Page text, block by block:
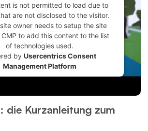
is not permitted to load due to
are not disclosed to the visitor.
owner needs to setup the site
to add this content to the list
of technologies used.
by Usercentrics Consent
Management Platform
die Kurzanleitung zum